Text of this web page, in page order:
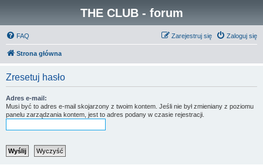
THE CLUB - forum
FAQ Zaloguj się
Zarejestruj się
Strona główna
Zresetuj hasło
Adres e-mail:
Musi być to adres e-mail skojarzony z twoim kontem. Jeśli nie był zmieniany z poziomu
panelu zarządzania kontem, jest to adres podany w czasie rejestracji.